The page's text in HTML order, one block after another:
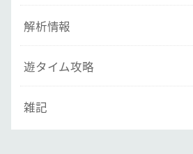
解析情報
遊タイム攻略
雑記